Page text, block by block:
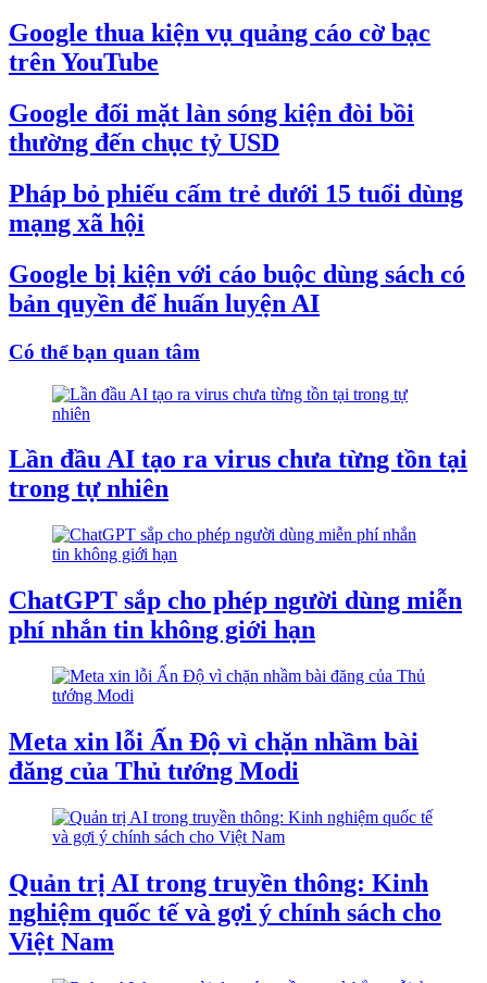
Google thua kiện vụ quảng cáo cờ bạc
trên YouTube
Google đối mặt làn sóng kiện đòi bồi
thường đến chục tỷ USD
Pháp bỏ phiếu cấm trẻ dưới 15 tuổi dùng
mạng xã hội
Google bị kiện với cáo buộc dùng sách có
bản quyền để huấn luyện AI
Có thể bạn quan tâm
Lần đầu AI tạo ra virus chưa từng tồn tại
trong tự nhiên
ChatGPT sắp cho phép người dùng miễn
phí nhắn tin không giới hạn
Meta xin lỗi Ấn Độ vì chặn nhầm bài
đăng của Thủ tướng Modi
Quản trị AI trong truyền thông: Kinh
nghiệm quốc tế và gợi ý chính sách cho
Việt Nam